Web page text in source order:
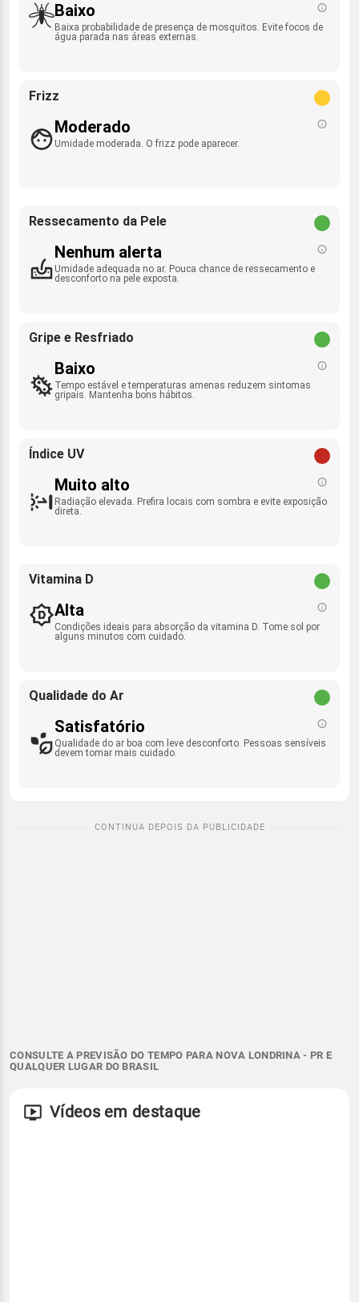
Baixo
Baixa probabilidade de presença de mosquitos. Evite focos de
água parada nas áreas externas.
Frizz
Moderado
Umidade moderada. O frizz pode aparecer.
Ressecamento da Pele
Nenhum alerta
Umidade adequada no ar. Pouca chance de ressecamento e
desconforto na pele exposta.
Gripe e Resfriado
Baixo
Tempo estável e temperaturas amenas reduzem sintomas
gripais. Mantenha bons hábitos.
Índice UV
Muito alto
Radiação elevada. Prefira locais com sombra e evite exposição
direta.
Vitamina D
Alta
Condições ideais para absorção da vitamina D. Tome sol por
alguns minutos com cuidado.
Qualidade do Ar
Satisfatório
Qualidade do ar boa com leve desconforto. Pessoas sensíveis
devem tomar mais cuidado.
CONSULTE A PREVISÃO DO TEMPO PARA NOVA LONDRINA - PR E
QUALQUER LUGAR DO BRASIL
Vídeos em destaque